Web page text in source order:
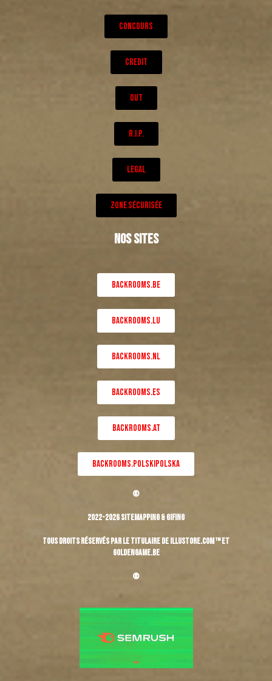
CONCOURS
CREDIT
OUT
R.I.P.
LEGAL
ZONE SÉCURISÉE
NOS SITES
BACKROOMS.BE
BACKROOMS.LU
BACKROOMS.NL
BACKROOMS.ES
BACKROOMS.AT
BACKROOMS.POLSKIPOLSKA
©
2022-2026 Sitemapping & Gifing
Tous droits réservés par le titulaire de Illustore.com ™ et
Goldengame.be
®